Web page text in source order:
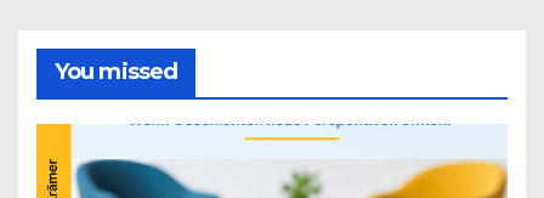
You missed